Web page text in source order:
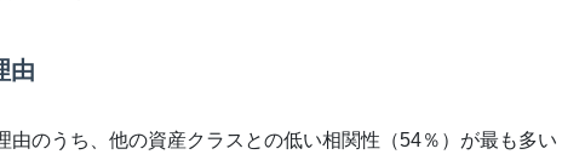
由
由のうち、他の資産クラスとの低い相関性（54％）が最も多い